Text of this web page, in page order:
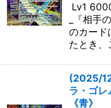
Lv1
_『相手
のカード
たとき
(2025/
ラ・ゴ
《青》